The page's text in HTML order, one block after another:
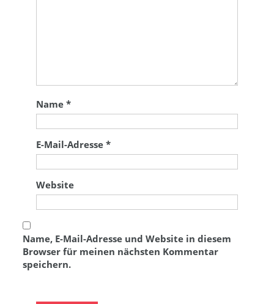
Name*
E-Mail-Adresse*
Website
Name, E-Mail-Adresse und Website in diesem
Browser für meinen nächsten Kommentar
speichern.